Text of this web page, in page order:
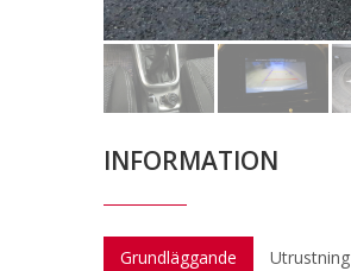
INFORMATION
Grundläggande Utrustning